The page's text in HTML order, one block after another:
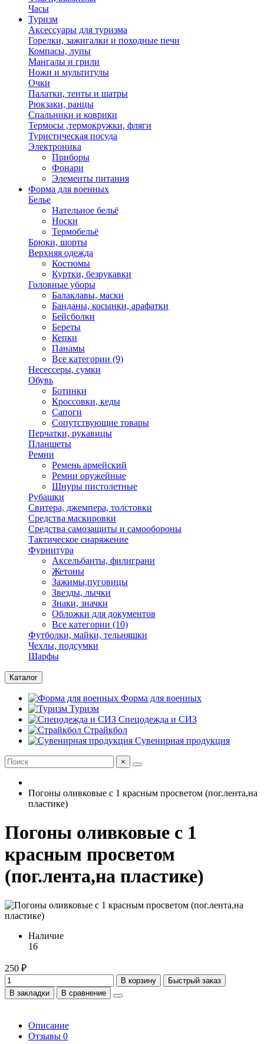
Часы
Туризм
Аксессуары для туризма
Горелки, зажигалки и походные печи
Компасы, лупы
Мангалы и грили
Ножи и мультитулы
Очки
Палатки, тенты и шатры
Рюкзаки, ранцы
Спальники и коврики
Термосы ,термокружки, фляги
Туристическая посуда
Электроника
Приборы
Фонари
Элементы питания
Форма для военных
Белье
Нательное бельё
Носки
Термобельё
Брюки, шорты
Верхняя одежда
Костюмы
Куртки, безрукавки
Головные уборы
Балаклавы, маски
Банданы, косынки, арафатки
Бейсболки
Береты
Кепки
Панамы
Все категории (9)
Несессеры, сумки
Обувь
Ботинки
Кроссовки, кеды
Сапоги
Сопутствующие товары
Перчатки, рукавицы
Планшеты
Ремни
Ремень армейский
Ремни оружейные
Шнуры пистолетные
Рубашки
Свитера, джемпера, толстовки
Средства маскировки
Средства самозащиты и самообороны
Тактическое снаряжение
Фурнитура
Аксельбанты, филиграни
Жетоны
Зажимы,пуговицы
Звезды, лычки
Знаки, значки
Обложки для документов
Все категории (10)
Футболки, майки, тельняшки
Чехлы, подсумки
Шарфы
Каталог
Форма для военных
Туризм
Спецодежда и СИЗ
Страйкбол
Сувенирная продукция
×
Погоны оливковые с 1 красным просветом (пог.лента,на
пластике)
Погоны оливковые с 1
красным просветом
(пог.лента,на пластике)
Наличие
16
250 ₽
В корзину
Быстрый заказ
В закладки
В сравнение
Описание
Отзывы 0